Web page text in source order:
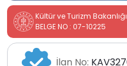
Kültür ve Turizm Bakanlığı
BELGE NO : 07-10225
İlan No: